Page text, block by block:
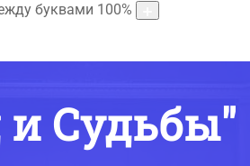
буквами 100%
и Судьбы"